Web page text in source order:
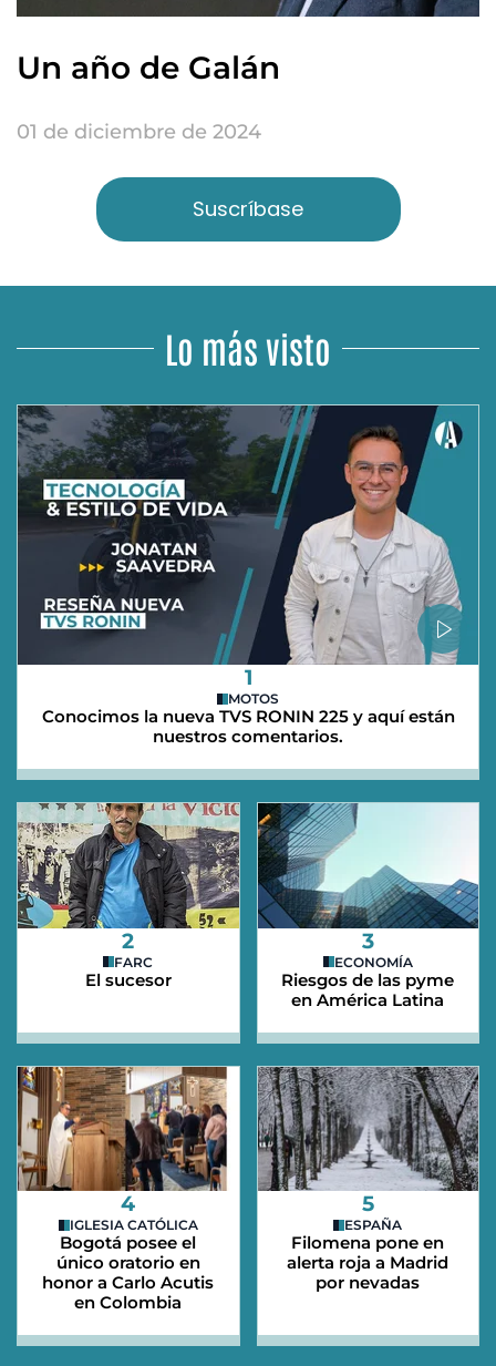
Un año de Galán
01 de diciembre de 2024
Suscríbase
Lo más visto
1
MOTOS
Conocimos la nueva TVS RONIN 225 y aquí están
nuestros comentarios.
2
FARC
El sucesor
3
ECONOMÍA
Riesgos de las pyme
en América Latina
4
IGLESIA CATÓLICA
Bogotá posee el
único oratorio en
honor a Carlo Acutis
en Colombia
5
ESPAÑA
Filomena pone en
alerta roja a Madrid
por nevadas